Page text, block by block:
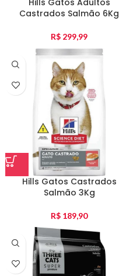
Hills Gatos Adultos
Castrados Salmão 6Kg
R$ 299,99
Hills Gatos Castrados
Salmão 3Kg
R$ 189,90